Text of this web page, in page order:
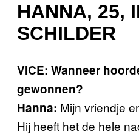
HANNA, 25,
SCHILDER
VICE: Wanneer
gewonnen?
Hanna: Mijn vriendje
Hij heeft het de hele